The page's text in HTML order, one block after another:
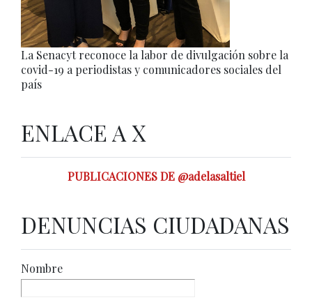
La Senacyt reconoce la labor de divulgación sobre la
covid-19 a periodistas y comunicadores sociales del
país
ENLACE A X
PUBLICACIONES DE @adelasaltiel
DENUNCIAS CIUDADANAS
Nombre